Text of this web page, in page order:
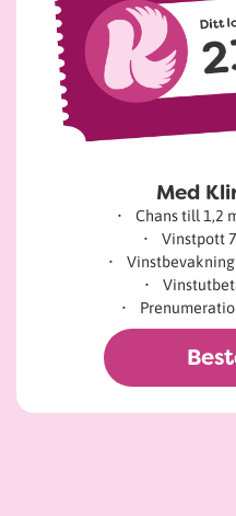
Med
• Chans till 1,2
• Vinstpott
•
•
•